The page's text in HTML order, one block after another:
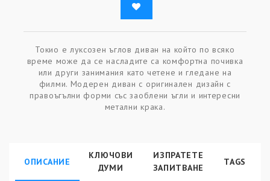
Токио е луксозен ъглов диван на който по всяко
време може да се насладите са комфортна почивка
или други занимания като четене и гледане на
филми. Модерен диван с оригинален дизайн с
правоъгълни форми със заоблени ъгли и интересни
метални крака.
ОПИСАНИЕ
КЛЮЧОВИ
ДУМИ
ИЗПРАТЕТЕ
ЗАПИТВАНЕ
TAGS